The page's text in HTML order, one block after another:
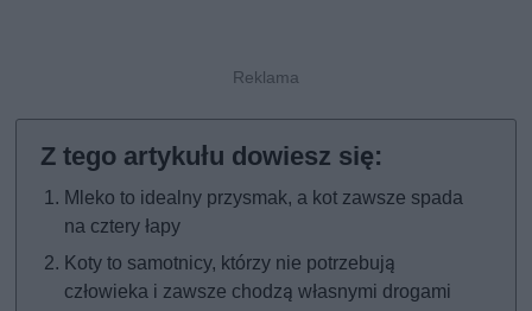
Mleko to idealny przysmak, a kot zawsze spada
na cztery łapy
Koty to samotnicy, którzy nie potrzebują
człowieka i zawsze chodzą własnymi drogami